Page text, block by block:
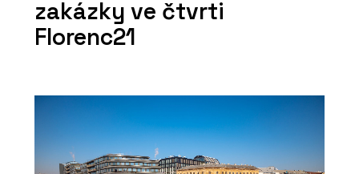
zakázky ve čtvrti
Florenc21